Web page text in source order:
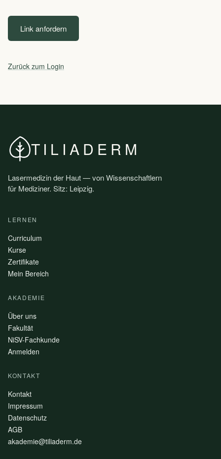
Link anfordern
Zurück zum Login
TILIADERM
Lasermedizin der Haut — von Wissenschaftlern
für Mediziner. Sitz: Leipzig.
LERNEN
Curriculum
Kurse
Zertifikate
Mein Bereich
AKADEMIE
Über uns
Fakultät
NiSV-Fachkunde
Anmelden
KONTAKT
Kontakt
Impressum
Datenschutz
AGB
akademie@tiliaderm.de